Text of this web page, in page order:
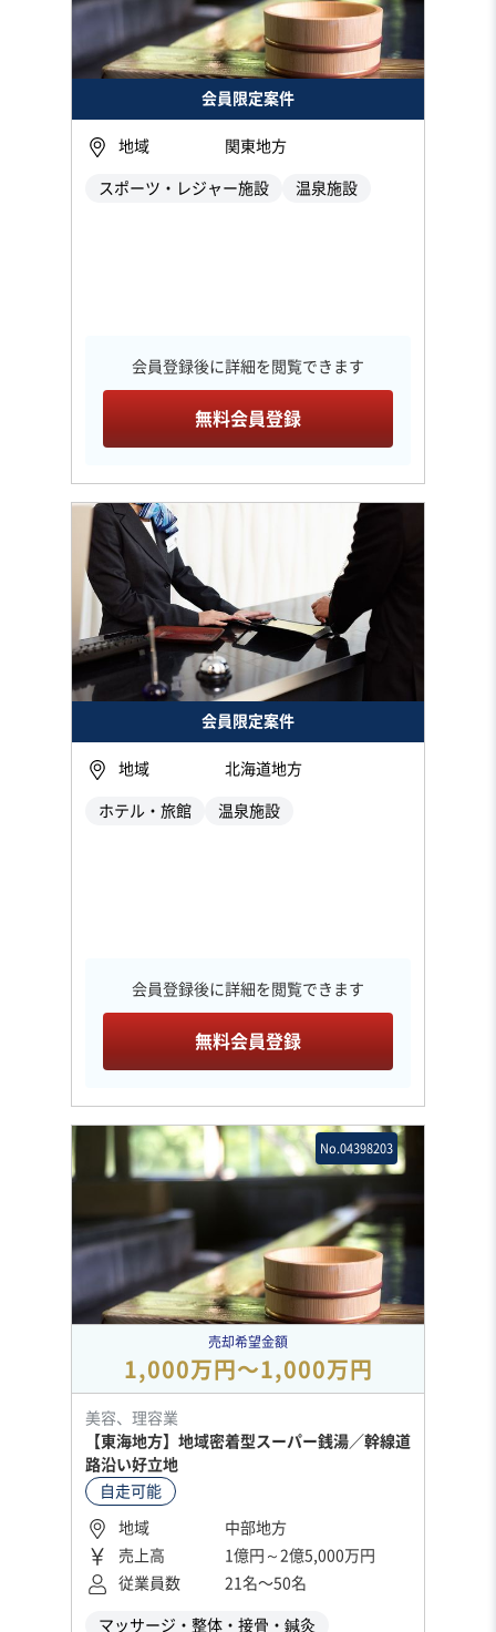
会員限定案件
地域 関東地方
スポーツ・レジャー施設 温泉施設
会員登録後に詳細を閲覧できます
無料会員登録
会員限定案件
地域 北海道地方
ホテル・旅館 温泉施設
会員登録後に詳細を閲覧できます
無料会員登録
No.04398203
売却希望金額
1,000万円〜1,000万円
美容、理容業
【東海地方】地域密着型スーパー銭湯／幹線道
路沿い好立地
自走可能
地域
中部地方
売上高
1億円～2億5,000万円
従業員数
21名〜50名
マッサージ・整体・接骨・鍼灸